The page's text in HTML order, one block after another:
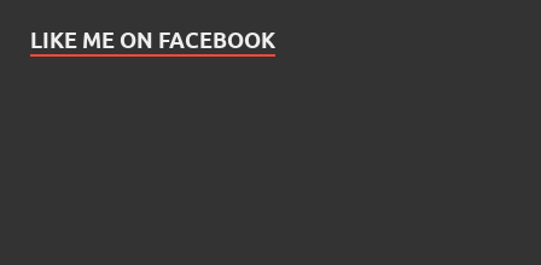
LIKE ME ON FACEBOOK